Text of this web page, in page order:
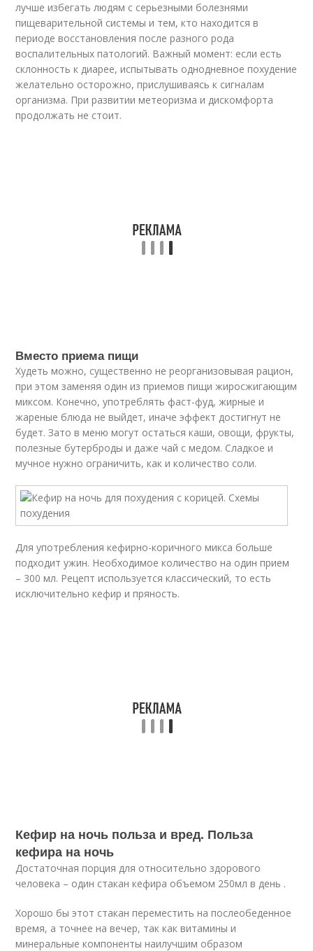
лучше избегать людям с серьезными болезнями
пищеварительной системы и тем, кто находится в
периоде восстановления после разного рода
воспалительных патологий. Важный момент: если есть
склонность к диарее, испытывать однодневное похудение
желательно осторожно, прислушиваясь к сигналам
организма. При развитии метеоризма и дискомфорта
продолжать не стоит.
Вместо приема пищи
Худеть можно, существенно не реорганизовывая рацион,
при этом заменяя один из приемов пищи жиросжигающим
миксом. Конечно, употреблять фаст-фуд, жирные и
жареные блюда не выйдет, иначе эффект достигнут не
будет. Зато в меню могут остаться каши, овощи, фрукты,
полезные бутерброды и даже чай с медом. Сладкое и
мучное нужно ограничить, как и количество соли.
Для употребления кефирно-коричного микса больше
подходит ужин. Необходимое количество на один прием
– 300 мл. Рецепт используется классический, то есть
исключительно кефир и пряность.
Кефир на ночь польза и вред. Польза
кефира на ночь
Достаточная порция для относительно здорового
человека – один стакан кефира объемом 250мл в день .
Хорошо бы этот стакан переместить на послеобеденное
время, а точнее на вечер, так как витамины и
минеральные компоненты наилучшим образом